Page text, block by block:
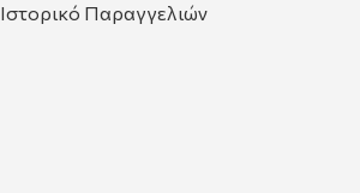
Ιστορικό Παραγγελιών